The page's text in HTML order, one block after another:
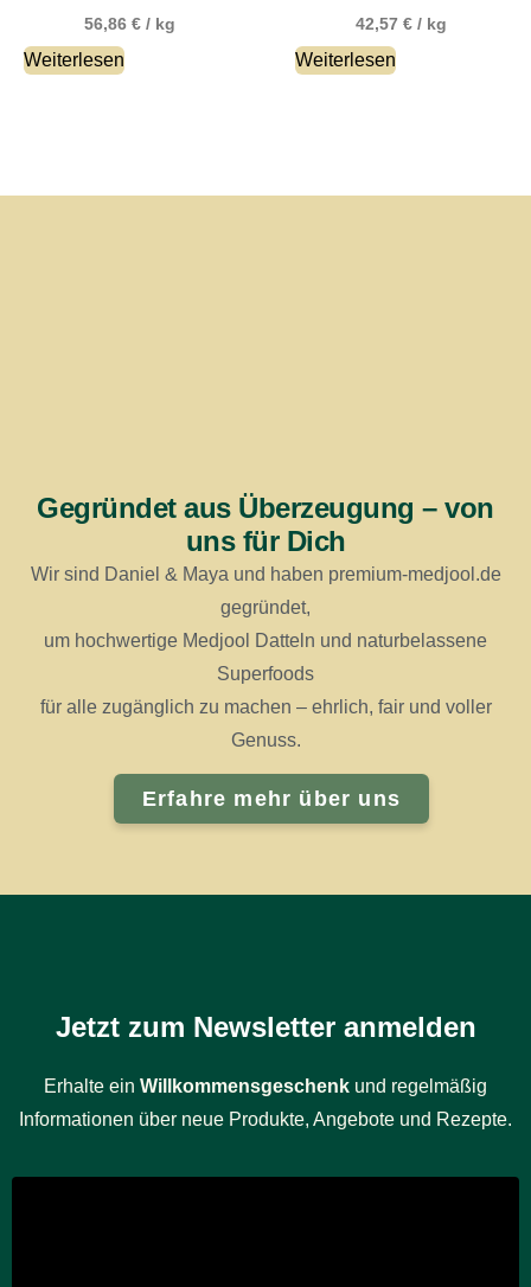
56,86 € / kg
Weiterlesen
42,57 € / kg
Weiterlesen
Gegründet aus Überzeugung – von
uns für Dich
Wir sind Daniel & Maya und haben premium-medjool.de
gegründet,
um hochwertige Medjool Datteln und naturbelassene
Superfoods
für alle zugänglich zu machen – ehrlich, fair und voller
Genuss.
Erfahre mehr über uns
Jetzt zum Newsletter anmelden
Erhalte ein Willkommensgeschenk und regelmäßig
Informationen über neue Produkte, Angebote und Rezepte.